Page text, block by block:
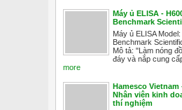
Máy ủ ELISA -
Benchmark
Máy ủ ELISA
Benchmark
Mô tả: "Làm nóng
đáy và nắp cung
more
Hamesco
Nhân viên kinh
thí nghiệm